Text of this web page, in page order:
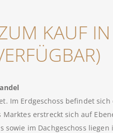
KAUF IN
Im Erdgeschoss befindet sich
erstreckt sich auf
im Dachgeschoss liegen